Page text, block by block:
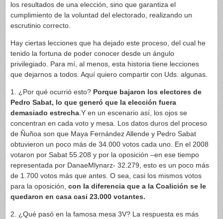
los resultados de una elección, sino que garantiza el
cumplimiento de la voluntad del electorado, realizando un
escrutinio correcto.
Hay ciertas lecciones que ha dejado este proceso, del cual he
tenido la fortuna de poder conocer desde un ángulo
privilegiado. Para mí, al menos, esta historia tiene lecciones
que dejarnos a todos. Aquí quiero compartir con Uds. algunas.
1. ¿Por qué ocurrió esto? Porque bajaron los electores de
Pedro Sabat, lo que generó que la elección fuera
demasiado estrecha .Y en un escenario así, los ojos se
concentran en cada voto y mesa. Los datos duros del proceso
de Ñuñoa son que Maya Fernández Allende y Pedro Sabat
obtuvieron un poco más de 34.000 votos cada uno. En el 2008
votaron por Sabat 55.208 y por la oposición –en ese tiempo
representada por DanaeMlynarz- 32.279, esto es un poco más
de 1.700 votos más que antes. O sea, casi los mismos votos
para la oposición, con la diferencia que a la Coalición se le
quedaron en casa casi 23.000 votantes.
2. ¿Qué pasó en la famosa mesa 3V? La respuesta es más